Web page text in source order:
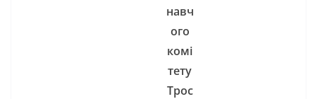
навч
ого
комі
тету
Трос